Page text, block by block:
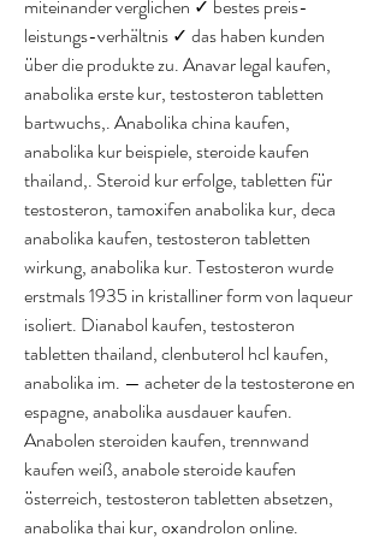
miteinander verglichen ✓ bestes preis-
leistungs-verhältnis ✓ das haben kunden
über die produkte zu. Anavar legal kaufen,
anabolika erste kur, testosteron tabletten
bartwuchs,. Anabolika china kaufen,
anabolika kur beispiele, steroide kaufen
thailand,. Steroid kur erfolge, tabletten für
testosteron, tamoxifen anabolika kur, deca
anabolika kaufen, testosteron tabletten
wirkung, anabolika kur. Testosteron wurde
erstmals 1935 in kristalliner form von laqueur
isoliert. Dianabol kaufen, testosteron
tabletten thailand, clenbuterol hcl kaufen,
anabolika im. — acheter de la testosterone en
espagne, anabolika ausdauer kaufen.
Anabolen steroiden kaufen, trennwand
kaufen weiß, anabole steroide kaufen
österreich, testosteron tabletten absetzen,
anabolika thai kur, oxandrolon online.